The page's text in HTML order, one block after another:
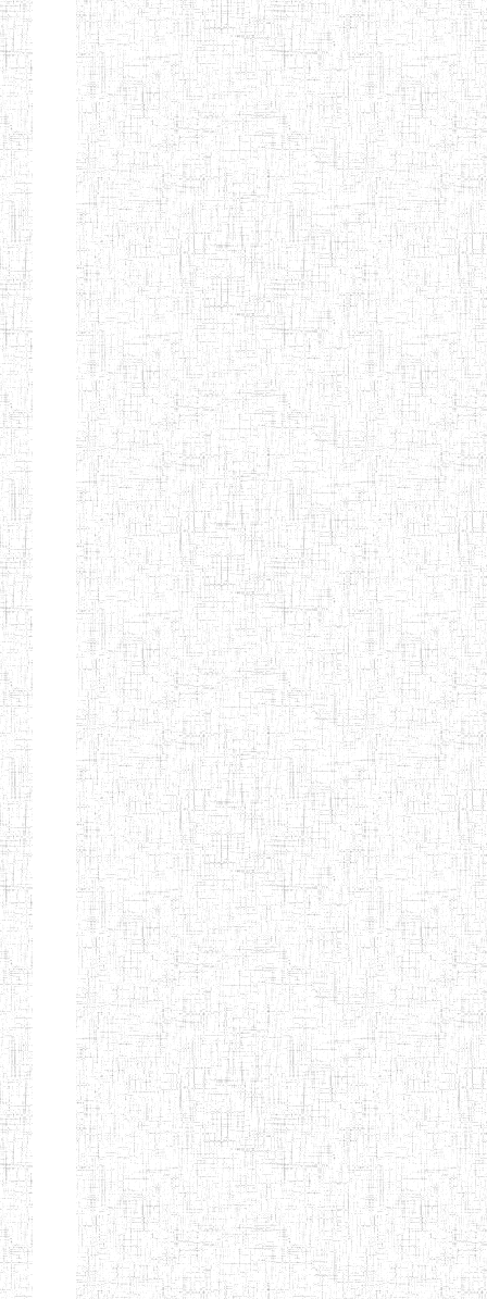
Denomination Création Type Nature
GTTC KUMBO 14/07/2001 ENIEG Public
GTTTC
JIKEJEM
12/09/2014 ENIET Public
GTTC
NKAMBE
12/11/1984 ENIEG Public
GTTC WUM 01/09/1997 ENIEG Public
GTTC
BAMENDA
27/08/1975 ENIEG Public
GTTC
MBENGWI
06/09/2000 ENIEG Public
GTTTC
MBENGWI
05/09/2010 ENIET Public
GTTC NDOP 22/10/2002 ENIEG Public
ENIEG DE
MBOUDA
17/07/2001 ENIEG Public
ENIEG DE
BAFANG
20/09/1999 ENIEG Public
ENIEG DE
BAHAM
13/10/2012 ENIEG Public
ENIEG DE
BANDJOUN
07/08/2013 ENIEG Public
ENIEG DE
DSCHANG
15/08/1983 ENIEG Public
ENBIEG DE
01/01/1974 ENIEG Public